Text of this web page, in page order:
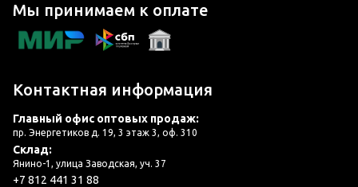
Мы принимаем к оплате
Контактная информация
Главный офис оптовых продаж:
пр. Энергетиков д. 19, 3 этаж 3, оф. 310
Склад:
Янино-1, улица Заводская, уч. 37
+7 812 441 31 88